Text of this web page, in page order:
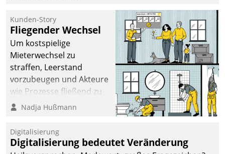
kommunale Wohnungsbauunternehmen daher
gemeinsam mit der Berliner Datatrain GmbH den
Teilprozess der Objektsanierung digitalisiert.
Kunden-Story
Fliegender Wechsel
Um kostspielige
Mieterwechsel zu
straffen, Leerstand
vorzubeugen und Akteure
wie Prozesse fließend zu
vernetzen, nutzt die
Jahresbeginn eine
Überblick, Einsicht und
Eingriff bietende Lösung.
Nadja Hußmann
Digitalisierung
Digitalisierung bedeutet Veränderung